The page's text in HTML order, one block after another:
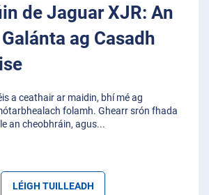
de Jaguar XJR: An
ag Casadh
a ceathair ar maidin, bhí mé ag
folamh. Ghearr srón fhada
an cheobhráin, agus...
LÉIGH TUILLEADH